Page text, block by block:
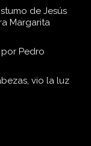
de Jesús
Margarita
Pedro
vio la luz